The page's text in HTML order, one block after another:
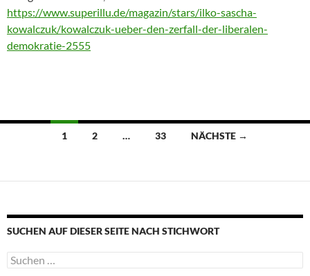
https://www.superillu.de/magazin/stars/ilko-sascha-
kowalczuk/kowalczuk-ueber-den-zerfall-der-liberalen-
demokratie-2555
Beitragsnavigation
1 2 … 33 NÄCHSTE →
SUCHEN AUF DIESER SEITE NACH STICHWORT
Suche
nach: